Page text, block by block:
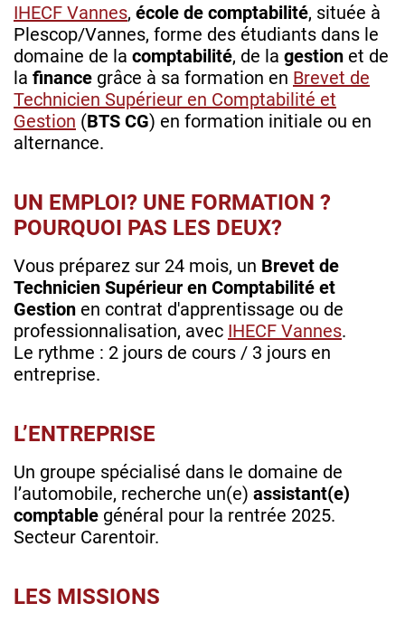
IHECF Vannes, école de comptabilité, située à
Plescop/Vannes, forme des étudiants dans le
domaine de la comptabilité, de la gestion et de
la finance grâce à sa formation en Brevet de
Technicien Supérieur en Comptabilité et
Gestion (BTS CG) en formation initiale ou en
alternance.
UN EMPLOI? UNE FORMATION ?
POURQUOI PAS LES DEUX?
Vous préparez sur 24 mois, un Brevet de
Technicien Supérieur en Comptabilité et
Gestion en contrat d'apprentissage ou de
professionnalisation, avec IHECF Vannes.
Le rythme : 2 jours de cours / 3 jours en
entreprise.
L’ENTREPRISE
Un groupe spécialisé dans le domaine de
l’automobile, recherche un(e) assistant(e)
comptable général pour la rentrée 2025.
Secteur Carentoir.
LES MISSIONS